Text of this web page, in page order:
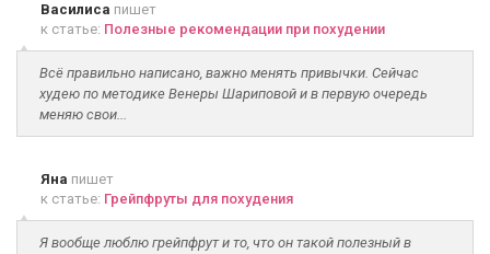
Василиса пишет
к статье: Полезные рекомендации при похудении
Всё правильно написано, важно менять привычки. Сейчас
худею по методике Венеры Шариповой и в первую очередь
меняю свои...
Яна пишет
к статье: Грейпфруты для похудения
Я вообще люблю грейпфрут и то, что он такой полезный в